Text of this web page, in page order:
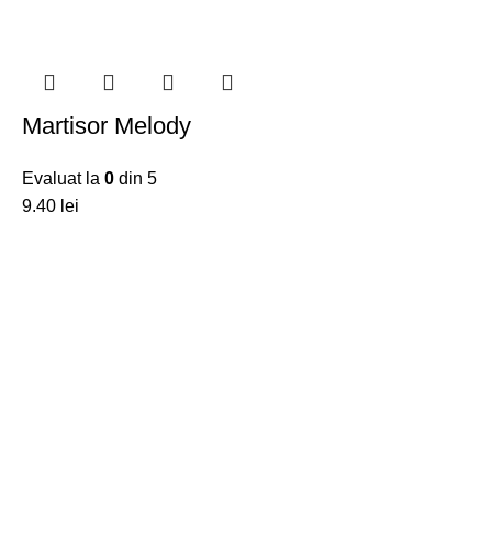
Martisor Melody
Evaluat la 0 din 5
9.40 lei